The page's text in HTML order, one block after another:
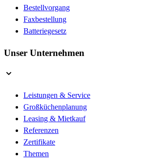
Bestellvorgang
Faxbestellung
Batteriegesetz
Unser Unternehmen
Leistungen & Service
Großküchenplanung
Leasing & Mietkauf
Referenzen
Zertifikate
Themen